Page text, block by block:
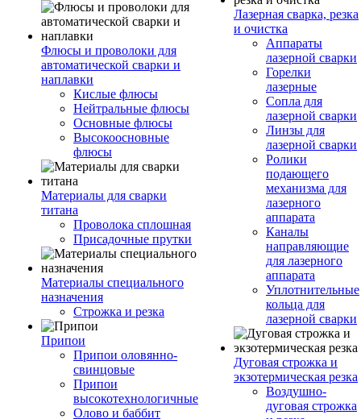
Флюсы и проволоки для
автоматической сварки и
наплавки
Кислые флюсы
Нейтральные флюсы
Основные флюсы
Высокоосновные
флюсы
Материалы для сварки
титана
Проволока сплошная
Присадочные прутки
Материалы специального
назначения
Строжка и резка
Припои
Припои оловянно-
свинцовые
Припои
высокотехнологичные
Олово и баббит
Лазерная сварка, резка
и очистка
Аппараты
лазерной сварки
Горелки
лазерные
Сопла для
лазерной сварки
Линзы для
лазерной сварки
Ролики
подающего
механизма для
лазерного
аппарата
Каналы
направляющие
для лазерного
аппарата
Уплотнительные
кольца для
лазерной сварки
Дуговая строжка и
экзотермическая резка
Воздушно-
дуговая строжка